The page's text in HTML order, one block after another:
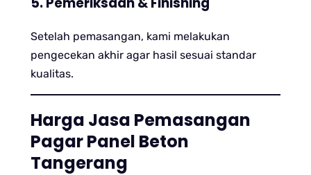
Setelah pemasangan, kami melakukan
pengecekan akhir agar hasil sesuai standar
kualitas.
Harga Jasa Pemasangan
Pagar Panel Beton
Tangerang